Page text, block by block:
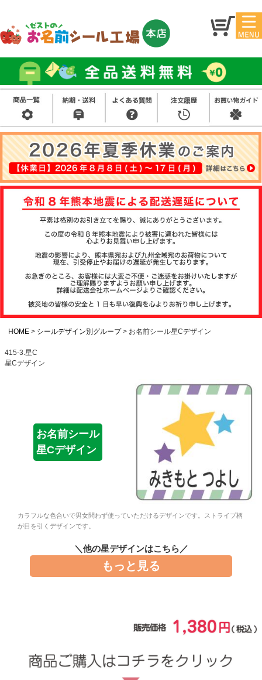
マイ
ジ
お名
前シ
ール
アイ
ロン
シー
ル
お買
い得
セッ
ト
スタ
ンプ
その
他
注文履歴
て
よくある質問
商品ガイド
会社概要
らせ
会員登録
HOME シールデザイン別グループ お名前シール星Cデザイン
415-3.星C
星Cデザイン
お名前シール
星Cデザイン
カラフルな色合いで男女問わず使っていただけるデザインです。ストライプ柄
が目を引くデザインです。
＼他の星デザインはこちら／
もっと見る